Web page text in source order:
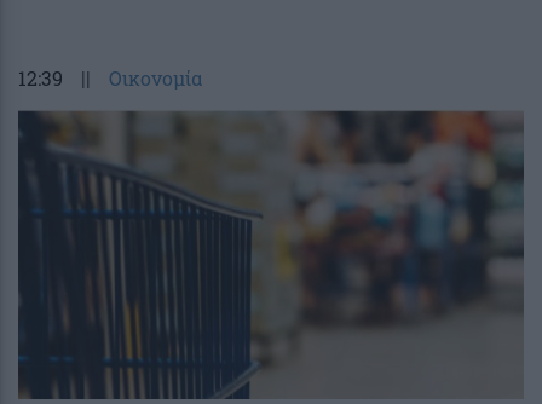
12:39 || Οικονομία